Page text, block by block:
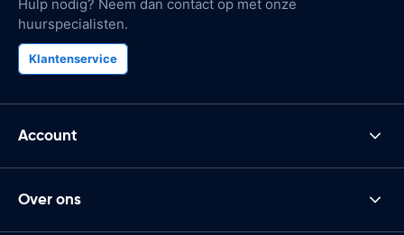
Hulp nodig? Neem dan contact op met onze
huurspecialisten.
Klantenservice
Account
Over ons